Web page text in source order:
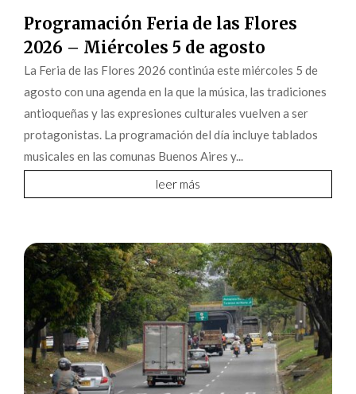
Programación Feria de las Flores
2026 – Miércoles 5 de agosto
La Feria de las Flores 2026 continúa este miércoles 5 de
agosto con una agenda en la que la música, las tradiciones
antioqueñas y las expresiones culturales vuelven a ser
protagonistas. La programación del día incluye tablados
musicales en las comunas Buenos Aires y...
leer más